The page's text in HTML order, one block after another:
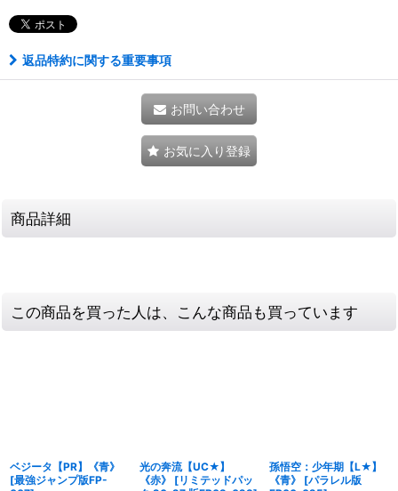
返品特約に関する重要事項
お問い合わせ
お気に入り登録
商品詳細
この商品を買った人は、こんな商品も買っています
ベジータ【PR】《青》
[最強ジャンプ版FP-
光の奔流【UC★】
《赤》
[リミテッドパッ
孫悟空：少年期【L★】
《青》
[パラレル版